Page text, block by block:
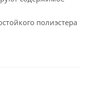
полиэстера